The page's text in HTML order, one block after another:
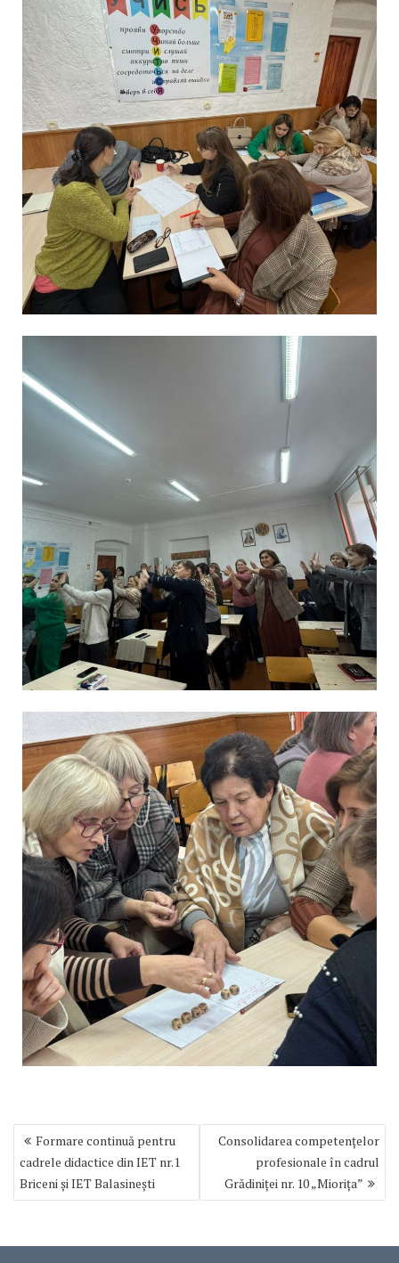
Navigare
articole
Formare continuă pentru
cadrele didactice din IET nr.1
Briceni și IET Balasinești
Consolidarea competențelor
profesionale în cadrul
Grădiniței nr. 10 „Miorița”